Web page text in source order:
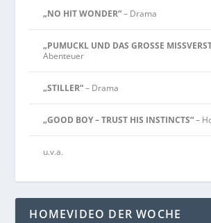
„NO HIT WONDER“– Drama
„PUMUCKL UND DAS GROSSE
Abenteuer
„STILLER“– Drama
„GOOD BOY – TRUST HIS INSTINCTS“–
u.v.a.
HOMEVIDEO DER WOCHE